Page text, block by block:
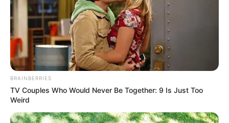
BRAINBERRIES
TV Couples Who Would Never Be Together: 9 Is Just Too
Weird